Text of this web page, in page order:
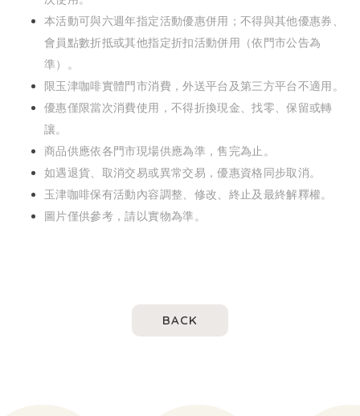
本活動可與六週年指定活動優惠併用；不得與其他優惠券、
會員點數折抵或其他指定折扣活動併用（依門市公告為
準）。
限玉津咖啡實體門市消費，外送平台及第三方平台不適用。
優惠僅限當次消費使用，不得折換現金、找零、保留或轉
讓。
商品供應依各門市現場供應為準，售完為止。
如遇退貨、取消交易或異常交易，優惠資格同步取消。
玉津咖啡保有活動內容調整、修改、終止及最終解釋權。
圖片僅供參考，請以實物為準。
BACK